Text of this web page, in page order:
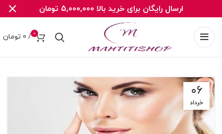
0
/
0 تومان
۰۶
خرداد
ارسال رایگان برای خرید بالا 5,000,000 تومان